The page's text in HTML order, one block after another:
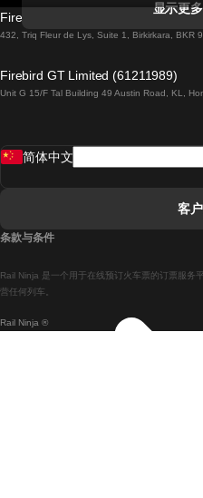
都柏林開往
羅馬開往拿
馬德里開往
显示更
Firebird GT Limited (OC 1451)
432, Triq Fleur de Lys, Suite 1, Birkirkara, BKR
Firebird GT Limited (61211989)
Unit G 15/F Tal Building 49 Austin Road, KL,
Rail Ninja ®
Rail Ninja 是一个用于在线预订火车票的订票服务
营任何列车。
简体中文
客
条款与条件